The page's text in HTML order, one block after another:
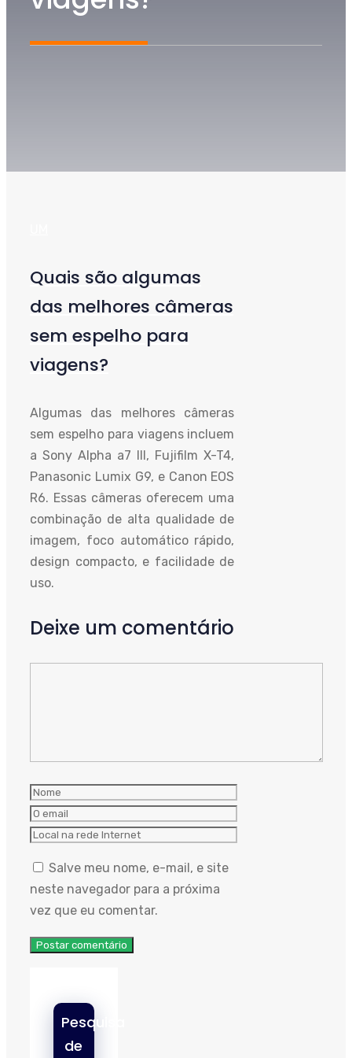
Quais são algumas
das melhores câmeras
sem espelho para
viagens?
Algumas das melhores câmeras
sem espelho para viagens incluem
a Sony Alpha a7 III, Fujifilm X-T4,
Panasonic Lumix G9, e Canon EOS
R6. Essas câmeras oferecem uma
combinação de alta qualidade de
imagem, foco automático rápido,
design compacto, e facilidade de
uso.
Deixe um comentário
Nome
O
email
Local
rede
Internet
Salve meu nome, e-mail, e site
neste navegador para a próxima
vez que eu comentar.
Pesquisa
de